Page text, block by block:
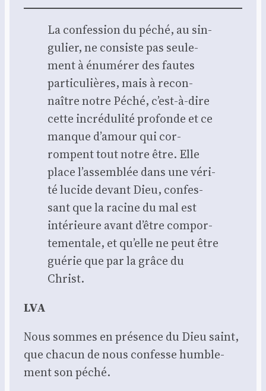
La confes­sion du péché, au sin­
gu­lier, ne consiste pas seule­
ment à énu­mé­rer des fautes
par­ti­cu­lières, mais à recon­
naître notre Péché, c’est-à-dire
cette incré­du­li­té pro­fonde et ce
manque d’amour qui cor­
rompent tout notre être. Elle
place l’assemblée dans une véri­
té lucide devant Dieu, confes­
sant que la racine du mal est
inté­rieure avant d’être com­por­
te­men­tale, et qu’elle ne peut être
gué­rie que par la grâce du
Christ.
LVA
Nous sommes en pré­sence du Dieu saint,
que cha­cun de nous confesse hum­ble­
ment son péché.